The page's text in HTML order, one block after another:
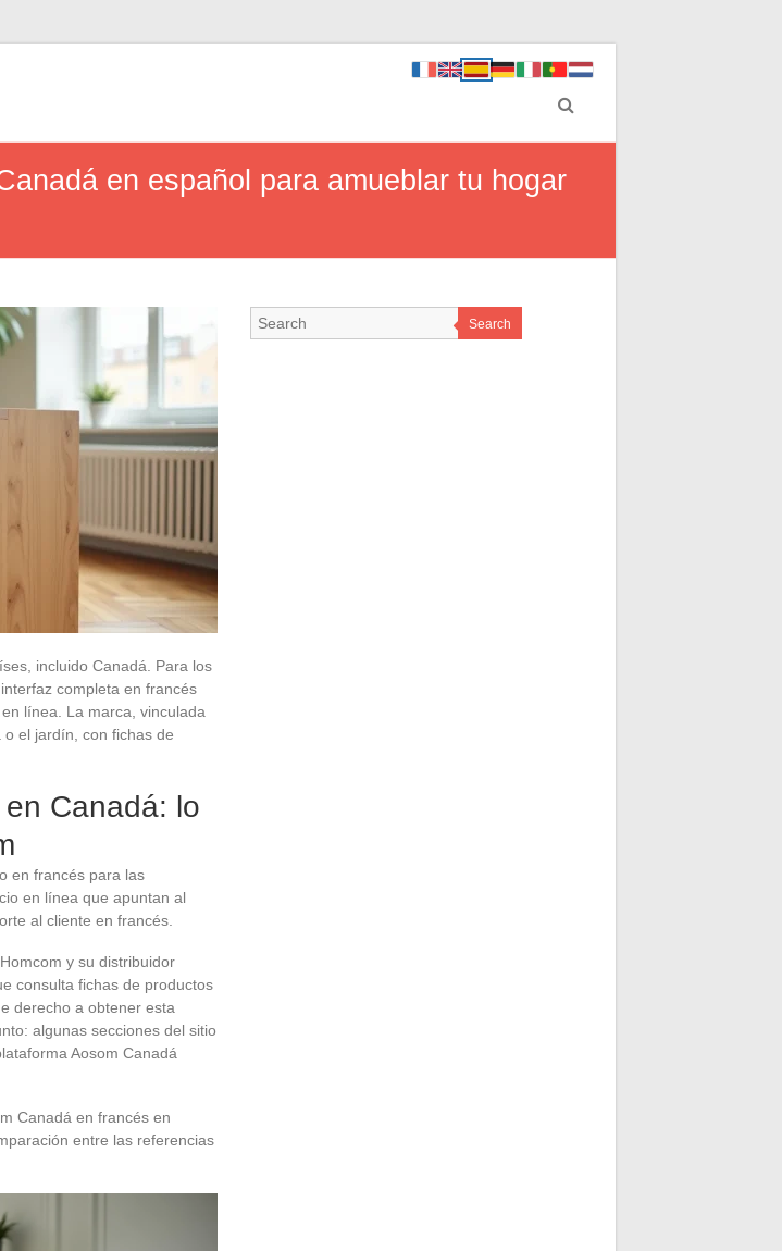
en español para amueblar tu hogar
incluido Canadá. Para los
completa en francés
línea. La marca, vinculada
el jardín, con fichas de
Canadá: lo
en francés para las
en línea que apuntan al
al cliente en francés.
y su distribuidor
consulta fichas de productos
derecho a obtener esta
algunas secciones del sitio
Aosom Canadá
Canadá en francés en
entre las referencias
Search